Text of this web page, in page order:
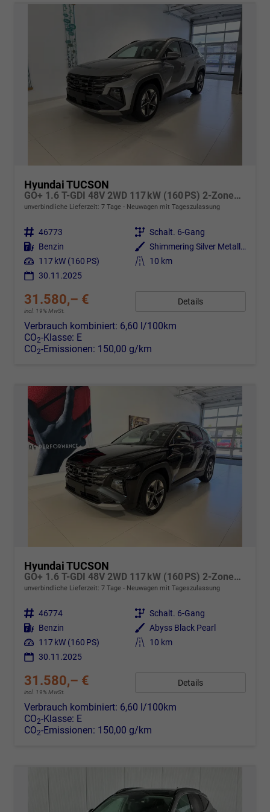
Hyundai TUCSON
GO+ 1.6 T-GDI 48V 2WD 117 kW (160 PS) 2-Zonen-Klimaautomatik, Android Auto, Apple CarPlay, Voll-LED Scheinwerfer, Keyless Go, Navigationssystem, Virtual Cockpit, 18 Zoll Leichtmetallfelgen, uvm.
unverbindliche Lieferzeit: 7 Tage Neuwagen mit Tageszulassung
Fahrzeugnr. 46773 Getriebe Schalt. 6-Gang
Kraftstoff Benzin Außenfarbe
Shimmering Silver Metallic
Leistung 117 kW (160 PS) Kilometerstand
10 km
30.11.2025
31.580,– €
incl. 19% MwSt.
Details
Verbrauch kombiniert: 6,60 l/100km
CO2-Klasse: E
CO2-Emissionen: 150,00 g/km
Hyundai TUCSON
GO+ 1.6 T-GDI 48V 2WD 117 kW (160 PS) 2-Zonen-Klimaautomatik, Android Auto, Apple CarPlay, Voll-LED Scheinwerfer, Keyless Go, Navigationssystem, Virtual Cockpit, 18 Zoll Leichtmetallfelgen, uvm.
unverbindliche Lieferzeit: 7 Tage Neuwagen mit Tageszulassung
Fahrzeugnr. 46774 Getriebe Schalt. 6-Gang
Kraftstoff Benzin Außenfarbe Abyss Black Pearl
Leistung 117 kW (160 PS) Kilometerstand
10 km
30.11.2025
31.580,– €
incl. 19% MwSt.
Details
Verbrauch kombiniert: 6,60 l/100km
CO2-Klasse: E
CO2-Emissionen: 150,00 g/km